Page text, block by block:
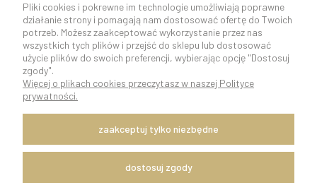
K O N T A K T 5 0 0 5 0 6 9 2 9 | s k l e p @ c o c o s h k i . p l
pokaż pełną wersję strony
Szybka i sprawna wysyłka w ciągu 24h.
Witaj, nasz sklep internetowy wykorzystuje pliki cookies.
Pliki cookies i pokrewne im technologie umożliwiają poprawne
działanie strony i pomagają nam dostosować ofertę do Twoich
potrzeb. Możesz zaakceptować wykorzystanie przez nas
wszystkich tych plików i przejść do sklepu lub dostosować
użycie plików do swoich preferencji, wybierając opcję "Dostosuj
zgody".
Więcej o plikach cookies przeczytasz w naszej Polityce
prywatności.
zaakceptuj tylko niezbędne
dostosuj zgody